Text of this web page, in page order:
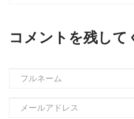
コメントを残して